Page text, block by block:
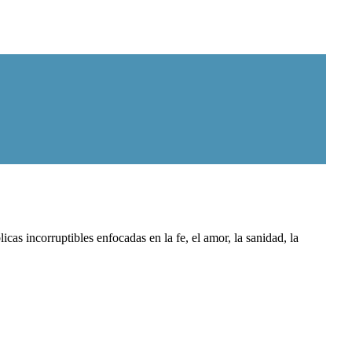
incorruptibles enfocadas en la fe, el amor, la sanidad, la